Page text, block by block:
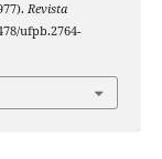
Revista
ufpb.2764-